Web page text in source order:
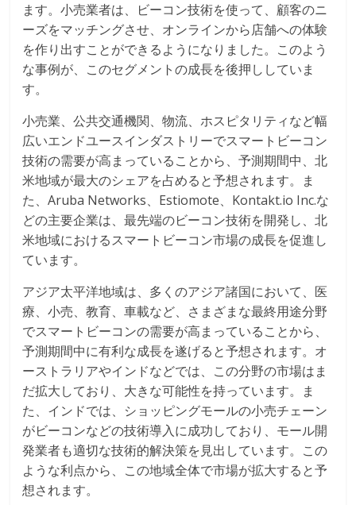
ます。小売業者は、ビーコン技術を使って、顧客のニ
ーズをマッチングさせ、オンラインから店舗への体験
を作り出すことができるようになりました。このよう
な事例が、このセグメントの成長を後押ししていま
す。
小売業、公共交通機関、物流、ホスピタリティなど幅
広いエンドユースインダストリーでスマートビーコン
技術の需要が高まっていることから、予測期間中、北
米地域が最大のシェアを占めると予想されます。ま
た、Aruba Networks、Estiomote、Kontakt.io Inc.な
どの主要企業は、最先端のビーコン技術を開発し、北
米地域におけるスマートビーコン市場の成長を促進し
ています。
アジア太平洋地域は、多くのアジア諸国において、医
療、小売、教育、車載など、さまざまな最終用途分野
でスマートビーコンの需要が高まっていることから、
予測期間中に有利な成長を遂げると予想されます。オ
ーストラリアやインドなどでは、この分野の市場はま
だ拡大しており、大きな可能性を持っています。ま
た、インドでは、ショッピングモールの小売チェーン
がビーコンなどの技術導入に成功しており、モール開
発業者も適切な技術的解決策を見出しています。この
ような利点から、この地域全体で市場が拡大すると予
想されます。